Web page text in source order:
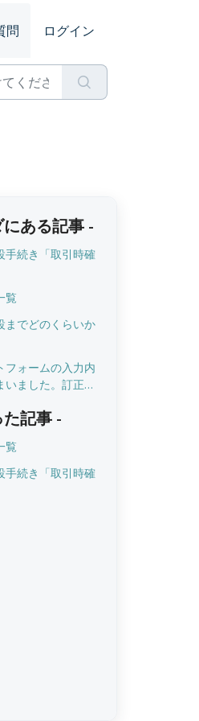
問 ログイン
ある記事 -
手続き「取引時確
覧
までどのくらいか
フォームの入力内
ました。訂正で
記事 -
覧
手続き「取引時確